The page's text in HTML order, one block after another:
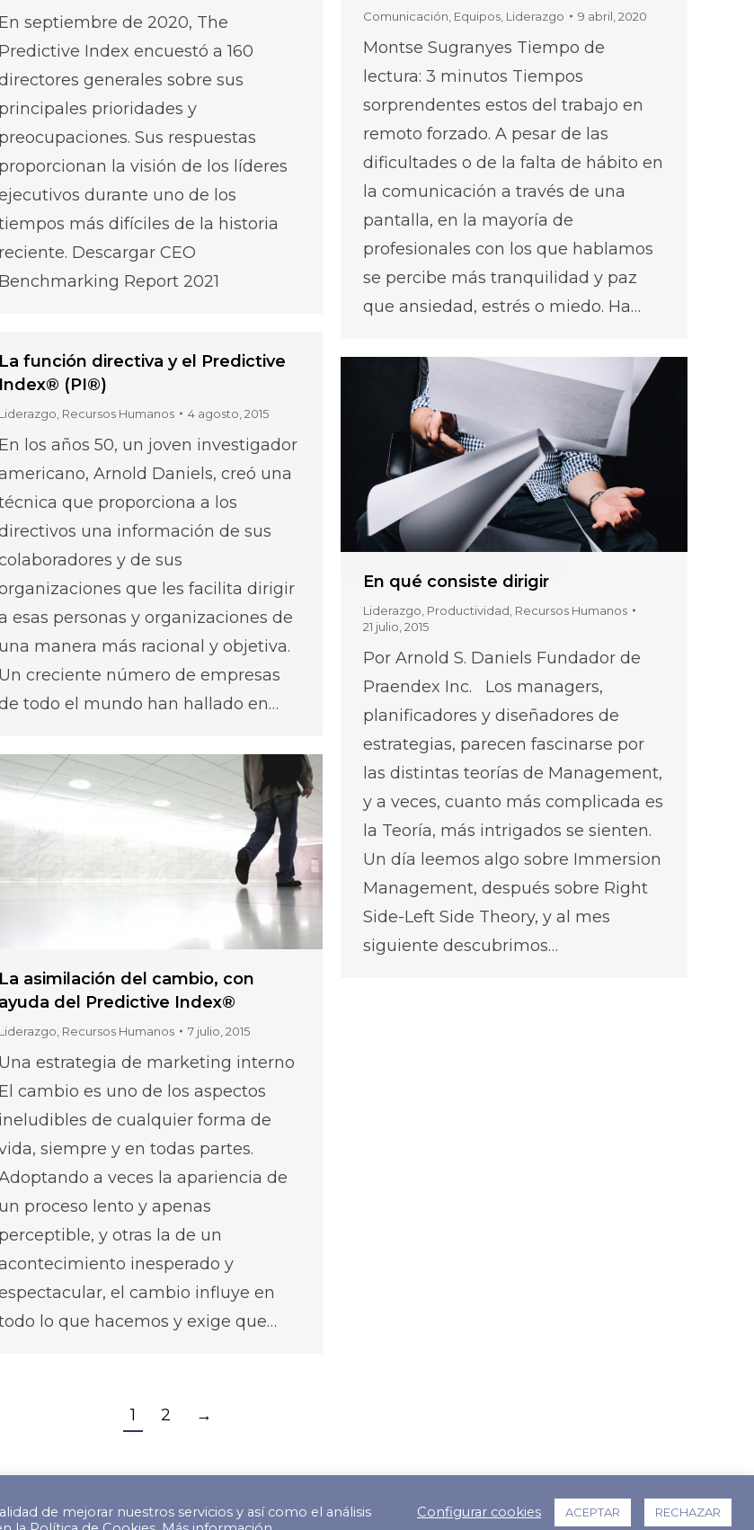
En septiembre de 2020, The
Predictive Index encuestó a 160
generales sobre sus
principales prioridades y
preocupaciones. Sus respuestas
proporcionan la visión de los líderes
durante uno de los
más difíciles de la historia
reciente. Descargar CEO
Benchmarking Report 2021
Comunicación Equipos Liderazgo 9 abril, 2020
Montse Sugranyes Tiempo de
lectura: 3 minutos Tiempos
sorprendentes estos del trabajo en
remoto forzado. A pesar de las
dificultades o de la falta de hábito en
la comunicación a través de una
pantalla, en la mayoría de
profesionales con los que hablamos
se percibe más tranquilidad y paz
que ansiedad, estrés o miedo. Ha…
La función directiva y el Predictive
Index® (PI®)
Liderazgo Recursos Humanos 4 agosto, 2015
En los años 50, un joven investigador
Arnold Daniels, creó una
que proporciona a los
una información de sus
y de sus
que les facilita dirigir
esas personas y organizaciones de
una manera más racional y objetiva.
Un creciente número de empresas
todo el mundo han hallado en…
En qué consiste dirigir
Liderazgo, Productividad, Recursos Humanos
21 julio, 2015
Por Arnold S. Daniels Fundador de
Praendex Inc. Los managers,
planificadores y diseñadores de
estrategias, parecen fascinarse por
las distintas teorías de Management,
y a veces, cuanto más complicada es
la Teoría, más intrigados se sienten.
Un día leemos algo sobre Immersion
Management, después sobre Right
Side-Left Side Theory, y al mes
siguiente descubrimos…
La asimilación del cambio, con
ayuda del Predictive Index®
Liderazgo, Recursos Humanos 7 julio, 2015
Una estrategia de marketing interno
El cambio es uno de los aspectos
ineludibles de cualquier forma de
siempre y en todas partes.
a veces la apariencia de
un proceso lento y apenas
perceptible, y otras la de un
inesperado y
el cambio influye en
lo que hacemos y exige que…
1 2 →
de mejorar nuestros servicios y así como el análisis
Configurar cookies ACEPTAR RECHAZAR